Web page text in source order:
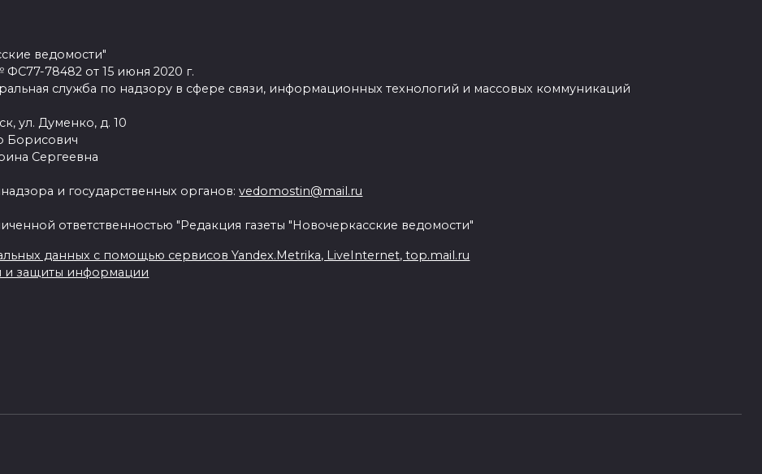
ведомости"
78482 от 15 июня 2020 г.
служба по надзору в сфере связи, информационных технологий и массовых коммуникаций
ул. Думенко, д. 10
Борисович
Сергеевна
и государственных органов:vedomostin@mail.ru
ответственностью "Редакция газеты "Новочеркасские ведомости"
данных с помощью сервисов Yandex.Metrika, LiveInternet, top.mail.ru
и защиты информации